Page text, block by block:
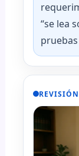
“se lea